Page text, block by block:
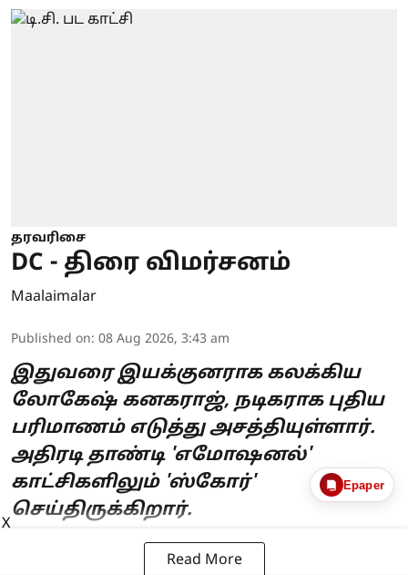
தரவரிசை
DC - திரை விமர்சனம்
Maalaimalar
Published on: 08 Aug 2026, 3:43 am
இதுவரை இயக்குனராக கலக்கிய
லோகேஷ் கனகராஜ், நடிகராக புதிய
பரிமாணம் எடுத்து அசத்தியுள்ளார்.
அதிரடி தாண்டி 'எமோஷனல்'
காட்சிகளிலும் 'ஸ்கோர்'
செய்திருக்கிறார்.
Read More
Epaper
X